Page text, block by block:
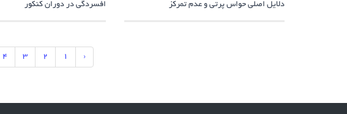
دلایل اصلی حواس پرتی و عدم تمرکز افسردگی در دوران کنکور
‹
1
2
3
4